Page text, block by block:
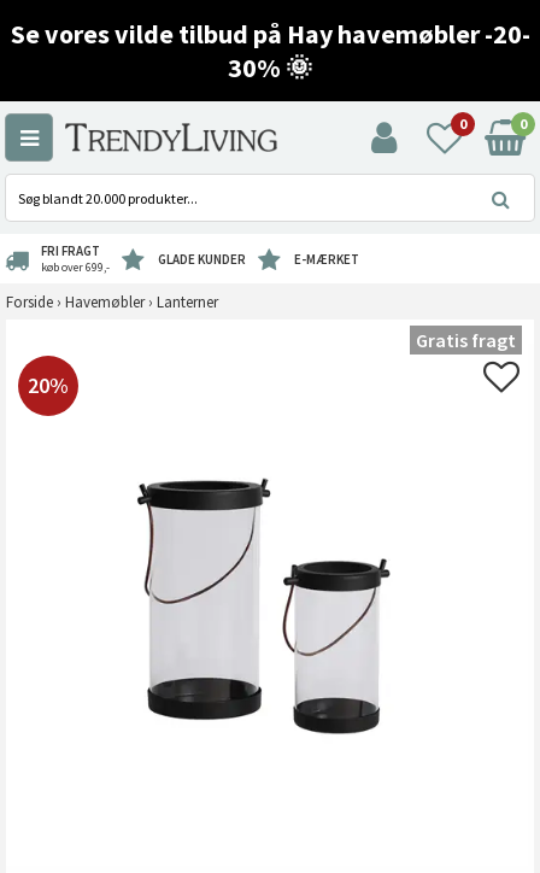
Se vores vilde tilbud på Hay havemøbler -20-
30% 🌞
0 0
FRI FRAGT
køb over 699,- GLADE KUNDER E-MÆRKET
Forside › Havemøbler› Lanterner
20%
Gratis fragt